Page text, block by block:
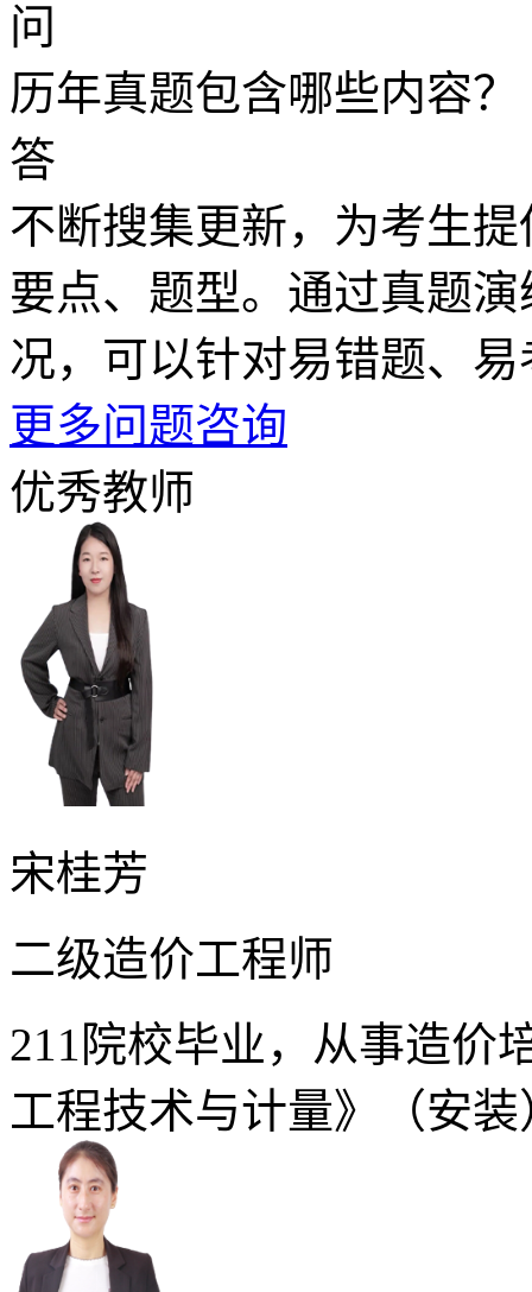
问
历年真题包含哪些内容？
答
不断搜集更新，为考生
要点、题型。通过真题
况，可以针对易错题、
更多问题咨询
优秀教师
宋桂芳
二级造价工程师
211院校毕业，从事造价
工程技术与计量》（安